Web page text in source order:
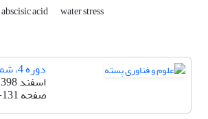
abscisic acid water stress
دوره 4، شماره 8
اسفند 1398
صفحه